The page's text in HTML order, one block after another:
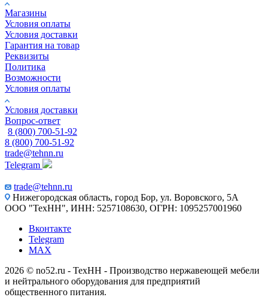
Магазины
Условия оплаты
Условия доставки
Гарантия на товар
Реквизиты
Политика
Возможности
Условия оплаты
Условия доставки
Вопрос-ответ
8 (800) 700-51-92
8 (800) 700-51-92
trade@tehnn.ru
Telegram
trade@tehnn.ru
Нижегородская область, город Бор, ул. Воровского, 5А
ООО "ТехНН", ИНН: 5257108630, ОГРН: 1095257001960
Вконтакте
Telegram
MAX
2026 © no52.ru - ТехНН - Производство нержавеющей мебели
и нейтрального оборудования для предприятий
общественного питания.